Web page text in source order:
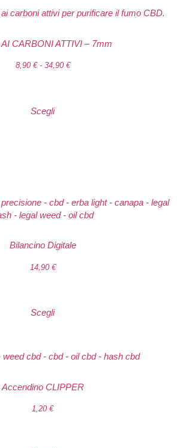
AI CARBONI ATTIVI – 7mm
8,90 € - 34,90 €
Scegli
Bilancino Digitale
14,90 €
Scegli
Accendino CLIPPER
1,20 €